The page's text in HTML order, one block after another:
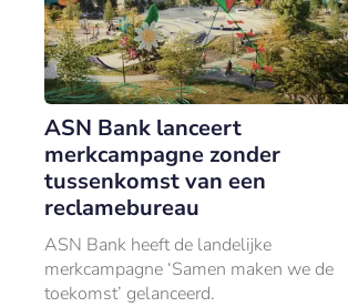
ASN Bank lanceert
merkcampagne zonder
tussenkomst van een
reclamebureau
ASN Bank heeft de landelijke
merkcampagne ‘Samen maken we de
toekomst’ gelanceerd.